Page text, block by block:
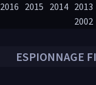
ESPIONNAGE
2016 2015 2014 2013
2002